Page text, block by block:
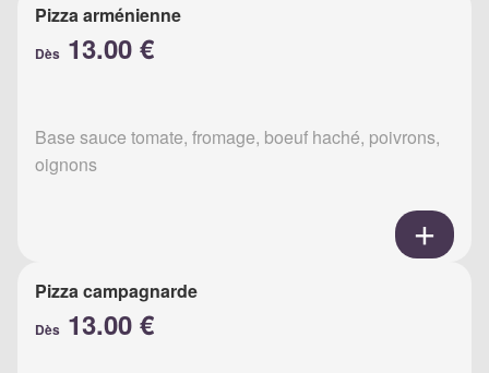
Pizza arménienne
Dès 13.00 €
Base sauce tomate, fromage, boeuf haché, poivrons,
oignons
Pizza campagnarde
Dès 13.00 €